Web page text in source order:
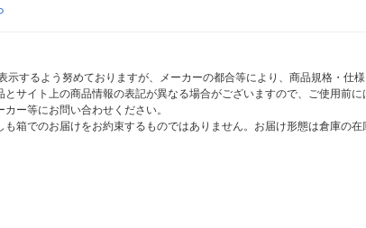
するよう努めておりますが、メーカーの都合等により、商品規格・仕
サイト上の商品情報の表記が異なる場合がございますので、ご使用前
ー等にお問い合わせください。
箱でのお届けをお約束するものではありません。お届け形態は倉庫の